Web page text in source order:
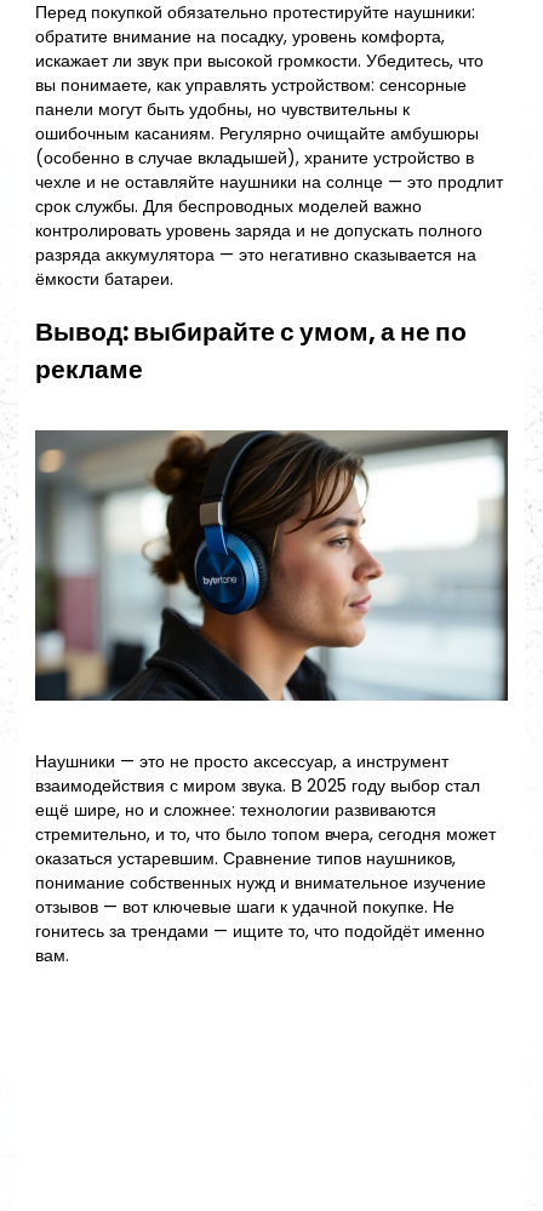
Перед покупкой обязательно протестируйте наушники:
обратите внимание на посадку, уровень комфорта,
искажает ли звук при высокой громкости. Убедитесь, что
вы понимаете, как управлять устройством: сенсорные
панели могут быть удобны, но чувствительны к
ошибочным касаниям. Регулярно очищайте амбушюры
(особенно в случае вкладышей), храните устройство в
чехле и не оставляйте наушники на солнце — это продлит
срок службы. Для беспроводных моделей важно
контролировать уровень заряда и не допускать полного
разряда аккумулятора — это негативно сказывается на
ёмкости батареи.
Вывод: выбирайте с умом, а не по
рекламе
Наушники — это не просто аксессуар, а инструмент
взаимодействия с миром звука. В 2025 году выбор стал
ещё шире, но и сложнее: технологии развиваются
стремительно, и то, что было топом вчера, сегодня может
оказаться устаревшим. Сравнение типов наушников,
понимание собственных нужд и внимательное изучение
отзывов — вот ключевые шаги к удачной покупке. Не
гонитесь за трендами — ищите то, что подойдёт именно
вам.